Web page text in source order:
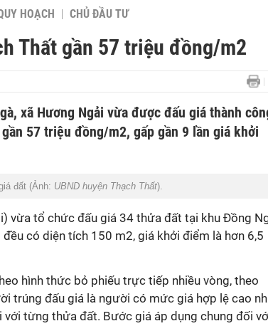
HOẠCH CHỦ ĐẦU TƯ
Thất gần 57 triệu đồng/m2
xã Hương Ngải vừa được đấu giá thành
57 triệu đồng/m2, gấp gần 9 lần giá khởi
đất (Ảnh: UBND huyện Thạch Thất).
vừa tổ chức đấu giá 34 thửa đất tại khu Đồng
có diện tích 150 m2, giá khởi điểm là hơn 6,5
hình thức bỏ phiếu trực tiếp nhiều vòng, theo
trúng đấu giá là người có mức giá hợp lệ cao
với từng thửa đất. Bước giá áp dụng chung đối